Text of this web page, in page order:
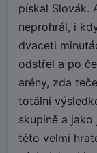
pískal Slovák.
neprohrál, i
dvaceti
odstřel a po
arény, zda
totální
skupině a
této velmi